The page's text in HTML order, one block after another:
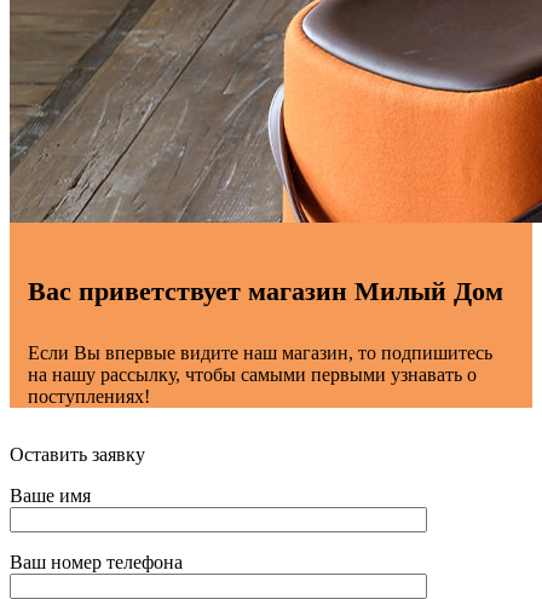
Вас приветствует магазин Милый Дом
Если Вы впервые видите наш магазин, то подпишитесь
на нашу рассылку, чтобы самыми первыми узнавать о
поступлениях!
Оставить заявку
Ваше имя
Ваш номер телефона